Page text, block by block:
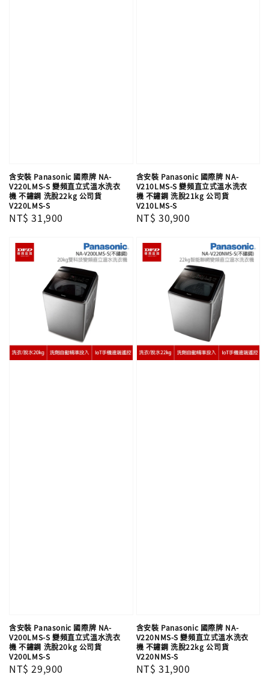
含安裝 Panasonic 國際牌 NA-
V220LMS-S 變頻直立式溫水洗衣
機 不鏽鋼 洗脫22kg 公司貨
V220LMS-S
Regular
NT$ 31,900
含安裝 Panasonic 國際牌 NA-
V210LMS-S 變頻直立式溫水洗衣
機 不鏽鋼 洗脫21kg 公司貨
V210LMS-S
Regular
NT$ 30,900
含安裝 Panasonic 國際牌 NA-
V200LMS-S 變頻直立式溫水洗衣
機 不鏽鋼 洗脫20kg 公司貨
V200LMS-S
Regular
NT$ 29,900
含安裝 Panasonic 國際牌 NA-
V220NMS-S 變頻直立式溫水洗衣
機 不鏽鋼 洗脫22kg 公司貨
V220NMS-S
Regular
NT$ 31,900